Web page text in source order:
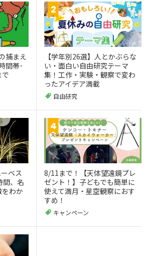
捕まえ
間帯･
【学年別26選】人とかぶらな
い・面白い自由研究テーマ
集！工作・実験・観察で変わ
ったアイデア満載
自由研究
ベス
間、名
わか
8/11まで！【天体望遠鏡プレ
ゼント！】子どもでも簡単に
使えて満月・星空観察におす
すめ！
キャンペーン